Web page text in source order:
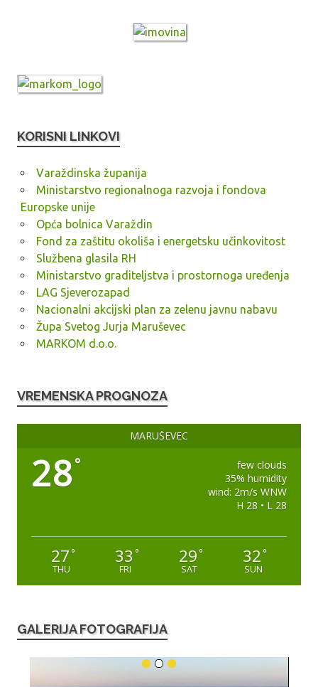
KORISNI LINKOVI
Varaždinska županija
Ministarstvo regionalnoga razvoja i fondova
Europske unije
Opća bolnica Varaždin
Fond za zaštitu okoliša i energetsku učinkovitost
Službena glasila RH
Ministarstvo graditeljstva i prostornoga uređenja
LAG Sjeverozapad
Nacionalni akcijski plan za zelenu javnu nabavu
Župa Svetog Jurja Maruševec
MARKOM d.o.o.
VREMENSKA PROGNOZA
MARUŠEVEC
28°
few clouds
35% humidity
wind: 2m/s WNW
H 28 • L 28
27°
THU
33 °
FRI
29°
SAT
32°
SUN
GALERIJA FOTOGRAFIJA